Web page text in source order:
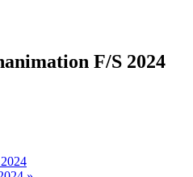
F/S 2024